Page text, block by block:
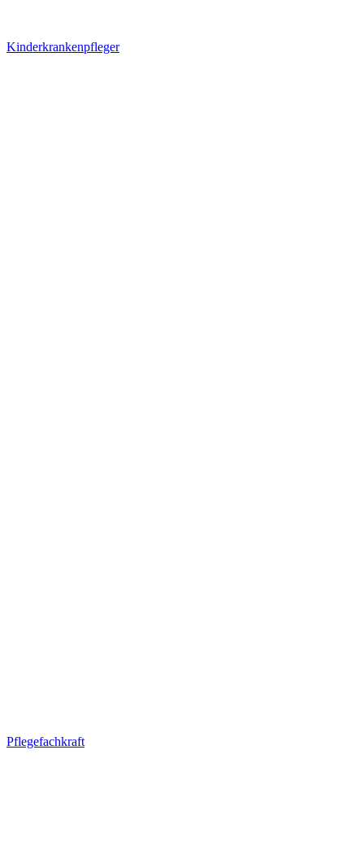
Kinderkrankenpfleger
Pflegefachkraft